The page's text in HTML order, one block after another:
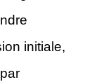
initiale,